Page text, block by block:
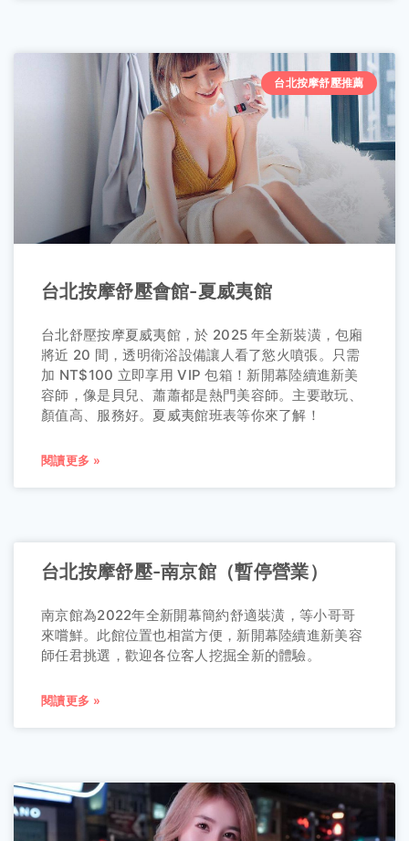
台北按摩舒壓推薦
台北按摩舒壓會館-夏威夷館
台北舒壓按摩夏威夷館，於 2025 年全新裝潢，包廂
將近 20 間，透明衛浴設備讓人看了慾火噴張。只需
加 NT$100 立即享用 VIP 包箱！新開幕陸續進新美
容師，像是貝兒、蕭蕭都是熱門美容師。主要敢玩、
顏值高、服務好。夏威夷館班表等你來了解！
閱讀更多 »
台北按摩舒壓-南京館（暫停營業）
南京館為2022年全新開幕簡約舒適裝潢，等小哥哥
來嚐鮮。此館位置也相當方便，新開幕陸續進新美容
師任君挑選，歡迎各位客人挖掘全新的體驗。
閱讀更多 »